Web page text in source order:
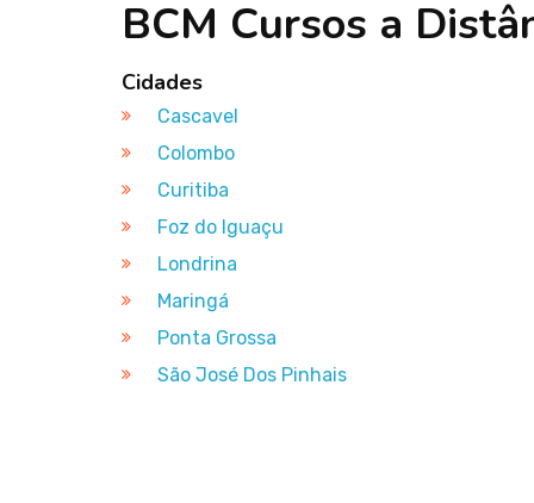
BCM Cursos a
Cidades
Cascavel
Colombo
Curitiba
Foz do Iguaçu
Londrina
Maringá
Ponta Grossa
São José Dos Pinhais